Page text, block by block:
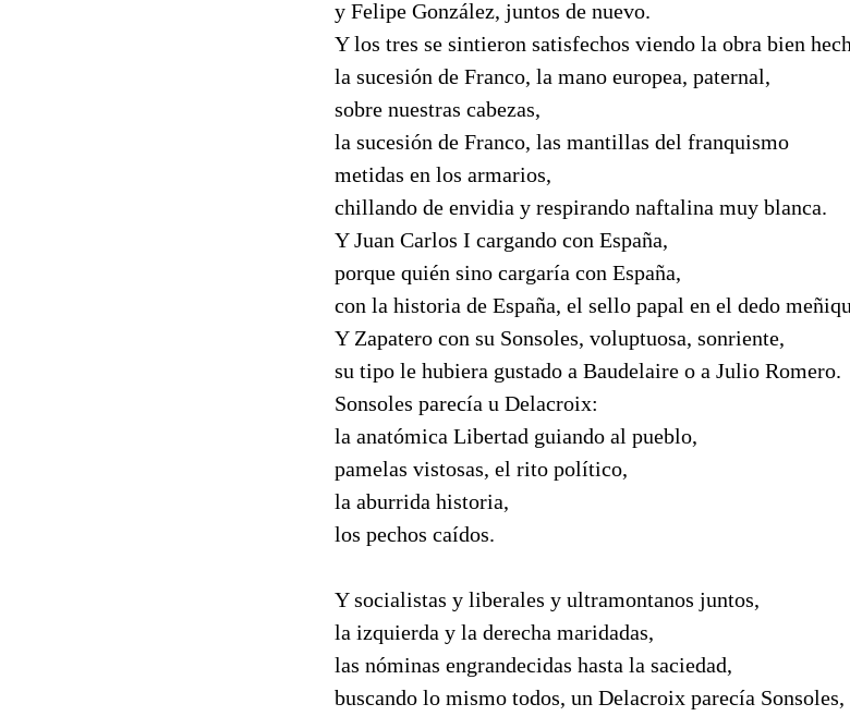
y Felipe González, juntos de nuevo.
Y los tres se sintieron satisfechos viendo la obra bien
la sucesión de Franco, la mano europea, paternal,
sobre nuestras cabezas,
la sucesión de Franco, las mantillas del franquismo
metidas en los armarios,
chillando de envidia y respirando naftalina muy blanca.
Y Juan Carlos I cargando con España,
porque quién sino cargaría con España,
con la historia de España, el sello papal en el dedo
Y Zapatero con su Sonsoles, voluptuosa, sonriente,
su tipo le hubiera gustado a Baudelaire o a Julio Romero.
Sonsoles parecía u Delacroix:
la anatómica Libertad guiando al pueblo,
pamelas vistosas, el rito político,
la aburrida historia,
los pechos caídos.
Y socialistas y liberales y ultramontanos juntos,
la izquierda y la derecha maridadas,
las nóminas engrandecidas hasta la saciedad,
buscando lo mismo todos, un Delacroix parecía Sonsoles,